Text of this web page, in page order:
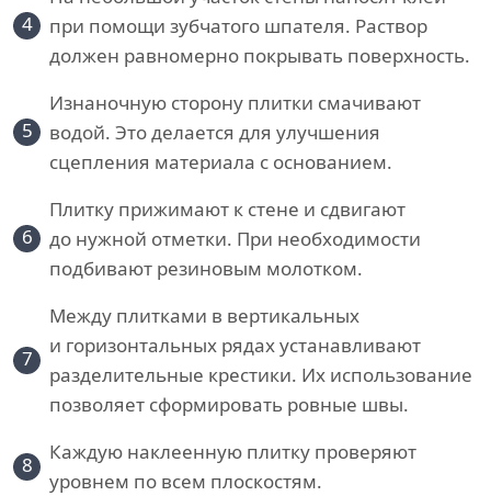
4
при помощи зубчатого шпателя. Раствор
должен равномерно покрывать поверхность.
5
Изнаночную сторону плитки смачивают
водой. Это делается для улучшения
сцепления материала с основанием.
6
Плитку прижимают к стене и сдвигают
до нужной отметки. При необходимости
подбивают резиновым молотком.
7
Между плитками в вертикальных
и горизонтальных рядах устанавливают
разделительные крестики. Их использование
позволяет сформировать ровные швы.
8
Каждую наклеенную плитку проверяют
уровнем по всем плоскостям.